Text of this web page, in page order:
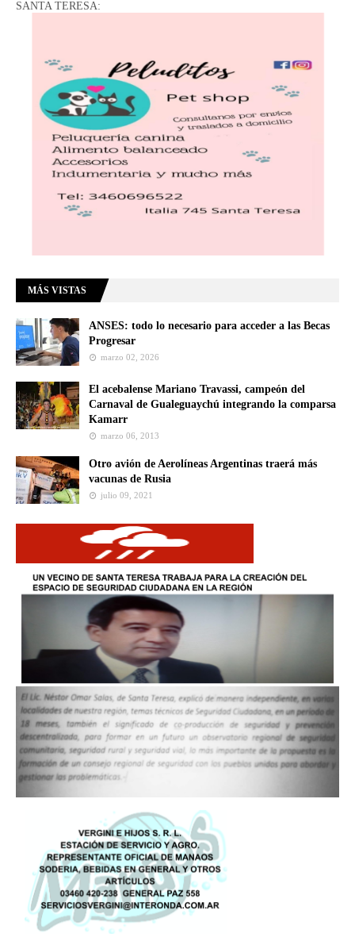
SANTA TERESA:
MÁS VISTAS
ANSES: todo lo necesario para acceder a las Becas
Progresar
marzo 02, 2026
El acebalense Mariano Travassi, campeón del
Carnaval de Gualeguaychú integrando la comparsa
Kamarr
marzo 06, 2013
Otro avión de Aerolíneas Argentinas traerá más
vacunas de Rusia
julio 09, 2021